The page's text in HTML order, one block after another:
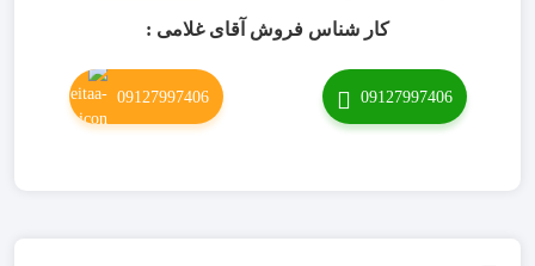
کار شناس فروش آقای غلامی :
09127997406
09127997406